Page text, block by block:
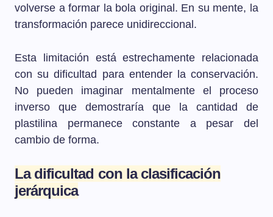
volverse a formar la bola original. En su mente, la
transformación parece unidireccional.
Esta limitación está estrechamente relacionada
con su dificultad para entender la conservación.
No pueden imaginar mentalmente el proceso
inverso que demostraría que la cantidad de
plastilina permanece constante a pesar del
cambio de forma.
La dificultad con la clasificación
jerárquica